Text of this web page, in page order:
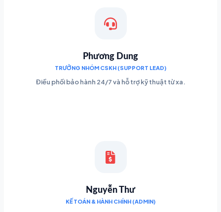
Phương Dung
TRƯỞNG NHÓM CSKH (SUPPORT LEAD)
Điều phối bảo hành 24/7 và hỗ trợ kỹ thuật từ xa.
Nguyễn Thư
KẾ TOÁN & HÀNH CHÍNH (ADMIN)